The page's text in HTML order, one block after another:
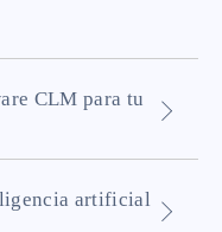
CLM para tu
artificial